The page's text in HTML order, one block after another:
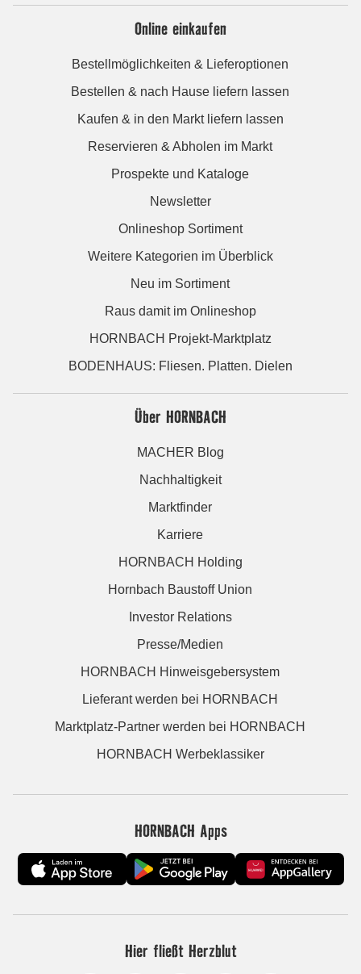
Online einkaufen
Bestellmöglichkeiten & Lieferoptionen
Bestellen & nach Hause liefern lassen
Kaufen & in den Markt liefern lassen
Reservieren & Abholen im Markt
Prospekte und Kataloge
Newsletter
Onlineshop Sortiment
Weitere Kategorien im Überblick
Neu im Sortiment
Raus damit im Onlineshop
HORNBACH Projekt-Marktplatz
BODENHAUS: Fliesen. Platten. Dielen
Über HORNBACH
MACHER Blog
Nachhaltigkeit
Marktfinder
Karriere
HORNBACH Holding
Hornbach Baustoff Union
Investor Relations
Presse/Medien
HORNBACH Hinweisgebersystem
Lieferant werden bei HORNBACH
Marktplatz-Partner werden bei HORNBACH
HORNBACH Werbeklassiker
HORNBACH Apps
Hier fließt Herzblut